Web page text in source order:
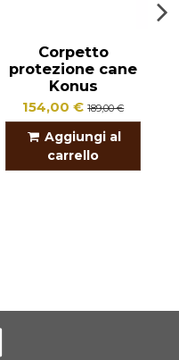
Corpetto
protezione cane
Konus
154,00 €189,00 €
Aggiungi al
carrello